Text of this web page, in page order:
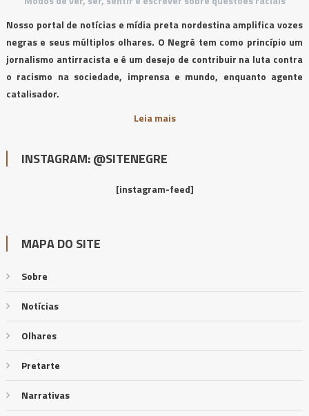
Nosso portal de notícias e mídia preta nordestina amplifica vozes
negras e seus múltiplos olhares. O Negrê tem como princípio um
jornalismo antirracista e é um desejo de contribuir na luta contra
o racismo na sociedade, imprensa e mundo, enquanto agente
catalisador.
Leia mais
INSTAGRAM: @SITENEGRE
[instagram-feed]
MAPA DO SITE
Sobre
Notícias
Olhares
Pretarte
Narrativas